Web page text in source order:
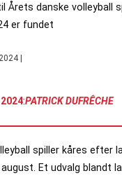
Årets danske volleyball
er fundet
|
:PATRICK DUFRÊCHE
spiller kåres efter
august. Et udvalg blandt